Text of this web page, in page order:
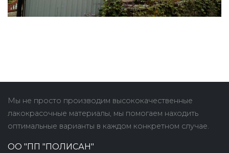
Мы не просто производим высококачественные
лакокрасочные материалы, мы помогаем находить
оптимальные варианты в каждом конкретном случае.
ОО "ПП "ПОЛИСАН"